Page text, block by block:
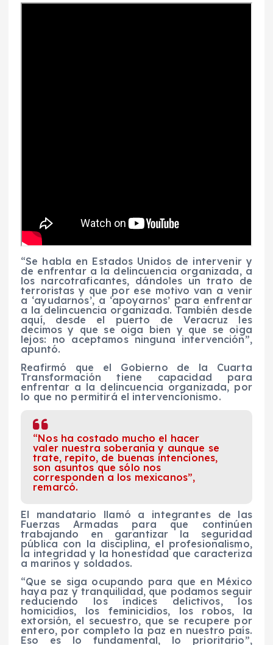
“Se habla en Estados Unidos de intervenir y
de enfrentar a la delincuencia organizada, a
los narcotraficantes, dándoles un trato de
terroristas y que por ese motivo van a venir
a ‘ayudarnos’, a ‘apoyarnos’ para enfrentar
a la delincuencia organizada. También desde
aquí, desde el puerto de Veracruz les
decimos y que se oiga bien y que se oiga
lejos: no aceptamos ninguna intervención”,
apuntó.
Reafirmó que el Gobierno de la Cuarta
Transformación tiene capacidad para
enfrentar a la delincuencia organizada, por
lo que no permitirá el intervencionismo.
“Nos ha costado mucho el hacer
valer nuestra soberanía y aunque se
trate, repito, de buenas intenciones,
son asuntos que sólo nos
corresponden a los mexicanos”,
remarcó.
El mandatario llamó a integrantes de las
Fuerzas Armadas para que continúen
trabajando en garantizar la seguridad
pública con la disciplina, el profesionalismo,
la integridad y la honestidad que caracteriza
a marinos y soldados.
“Que se siga ocupando para que en México
haya paz y tranquilidad, que podamos seguir
reduciendo los índices delictivos, los
homicidios, los feminicidios, los robos, la
extorsión, el secuestro, que se recupere por
entero, por completo la paz en nuestro país.
Eso es lo fundamental, lo prioritario”,